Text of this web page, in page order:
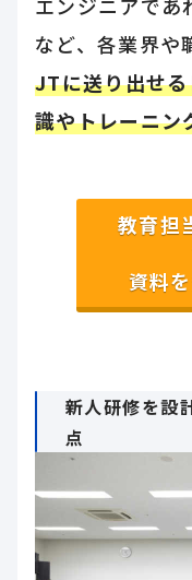
など、各業界や
JTに送り出せ
識やトレーニン
教育担
資料
新人研修を設
点